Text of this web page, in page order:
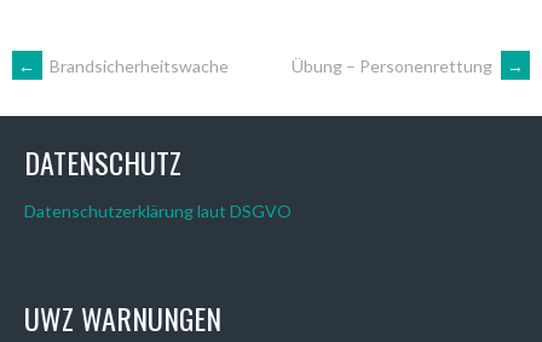
ARTIKEL-
NAVIGATION
← Brandsicherheitswache Übung – Personenrettung →
DATENSCHUTZ
Datenschutzerklärung laut DSGVO
UWZ WARNUNGEN